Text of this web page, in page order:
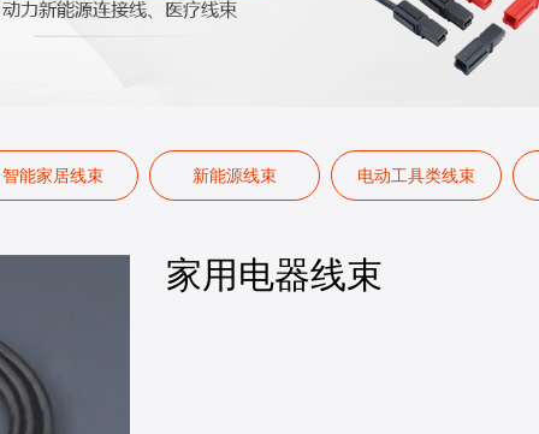
智能家居线束 新能源线束 电动工具类线束
家用电器线束